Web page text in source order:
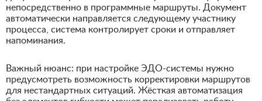
непосредственно в программные маршруты. Документ
автоматически направляется следующему участнику
процесса, система контролирует сроки и отправляет
напоминания.
Важный нюанс: при настройке ЭДО-системы нужно
предусмотреть возможность корректировки маршрутов
для нестандартных ситуаций. Жёсткая автоматизация